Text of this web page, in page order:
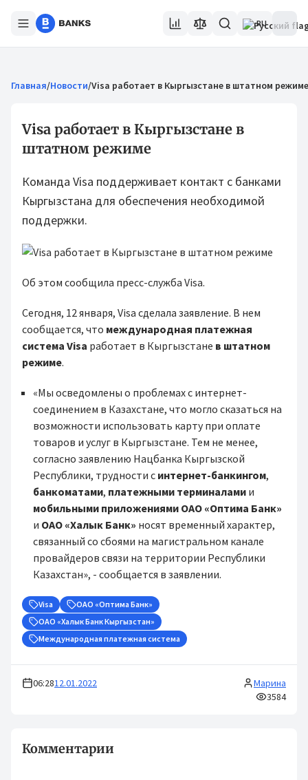
RU
Главная/Новости/Visa работает в Кыргызстане в штатном режиме
Visa работает в Кыргызстане в
штатном режиме
Команда Visa поддерживает контакт с банками
Кыргызстана для обеспечения необходимой
поддержки.
Об этом сообщила пресс-служба Visa.
Сегодня, 12 января, Visa сделала заявление. В нем
сообщается, что международная платежная
система Visa работает в Кыргызстане в штатном
режиме.
«Мы осведомлены о проблемах с интернет-
соединением в Казахстане, что могло сказаться на
возможности использовать карту при оплате
товаров и услуг в Кыргызстане. Тем не менее,
согласно заявлению Нацбанка Кыргызской
Республики, трудности с интернет-банкингом,
банкоматами, платежными терминалами и
мобильными приложениями ОАО «Оптима Банк»
и ОАО «Халык Банк» носят временный характер,
связанный со сбоями на магистральном канале
провайдеров связи на территории Республики
Казахстан», - сообщается в заявлении.
Visa
ОАО «Оптима Банк»
ОАО «Халык Банк Кыргызстан»
Международная платежная система
06:2812.01.2022
Марина
3584
Комментарии